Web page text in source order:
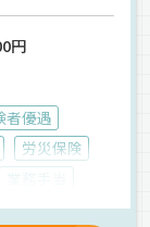
円
者優遇
労災保険